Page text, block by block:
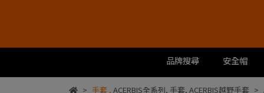
品牌搜尋 安全帽
手套, ACERBIS全系列, 手套, ACERBIS越野手套